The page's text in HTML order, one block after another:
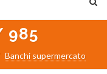
985
Banchi supermercato